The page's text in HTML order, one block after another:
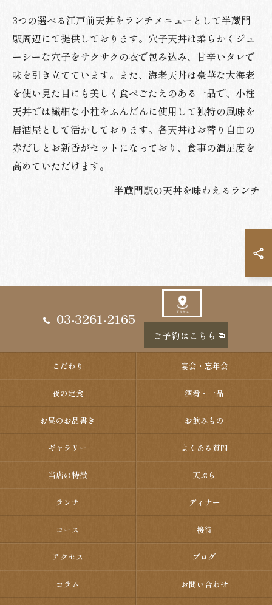
3つの選べる江戸前天丼をランチメニューとして半蔵門
駅周辺にて提供しております。穴子天丼は柔らかくジュ
ーシーな穴子をサクサクの衣で包み込み、甘辛いタレで
味を引き立てています。また、海老天丼は豪華な大海老
を使い見た目にも美しく食べごたえのある一品で、小柱
天丼では繊細な小柱をふんだんに使用して独特の風味を
居酒屋として活かしております。各天丼はお替り自由の
赤だしとお新香がセットになっており、食事の満足度を
高めていただけます。
半蔵門駅の天丼を味わえるランチ
03-3261-2165
ご予約はこちら
こだわり 宴会・忘年会
夜の定食 酒肴・一品
お昼のお品書き お飲みもの
ギャラリー よくある質問
当店の特徴 天ぷら
ランチ ディナー
コース 接待
アクセス ブログ
コラム お問い合わせ